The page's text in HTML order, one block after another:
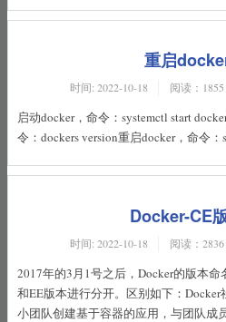
重启
时间: 2022-10-18 阅读：
启动docker，命令：systemctl start
令：dockers version重启docker，命令：
Docker-CE
时间: 2022-10-18 阅读：
2017年的3月1号之后，Docker的版本
和EE版本进行分开。区别如下：
小团队创建基于容器的应用，与团队成